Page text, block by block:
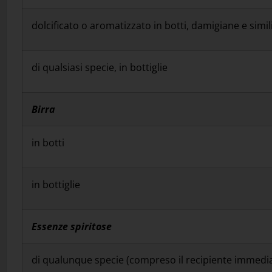
dolcificato o aromatizzato in botti, damigiane e simili
di qualsiasi specie, in bottiglie
Birra
in botti
in bottiglie
Essenze spiritose
di qualunque specie (compreso il recipiente